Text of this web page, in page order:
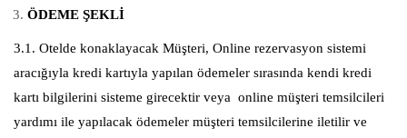
ÖDEME ŞEKLİ
3.1. Otelde konaklayacak Müşteri, Online rezervasyon sistemi
aracığıyla kredi kartıyla yapılan ödemeler sırasında kendi kredi
kartı bilgilerini sisteme girecektir veya online müşteri temsilcileri
yardımı ile yapılacak ödemeler müşteri temsilcilerine iletilir ve